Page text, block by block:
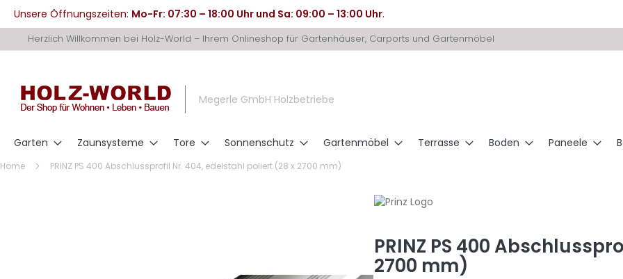
Unsere Öffnungszeiten: Mo-Fr: 07:30 – 18:00 Uhr und Sa: 09:00 – 13:00 Uhr.
zum
Herzlich Willkommen bei Holz-World – Ihrem Onlineshop für Gartenhäuser, Carports und Gartenmöbel
Megerle GmbH Holzbetriebe
Garten Zaunsysteme Tore Sonnenschutz Gartenmöbel Terrasse Boden Paneele
Home PRINZ PS 400 Abschlussprofil Nr. 404, edelstahl poliert (28 x 2700 mm)
PRINZ PS 400
2700 mm)